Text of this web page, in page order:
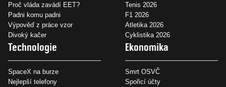
Proč vláda zavádí EET?
Padni komu padni
Výpověď z práce vzor
Divoký kačer
Tenis 2026
F1 2026
Atletika 2026
Cyklistika 2026
Technologie
SpaceX na burze
Nejlepší telefony
Ekonomika
Smrt OSVČ
Spořicí účty